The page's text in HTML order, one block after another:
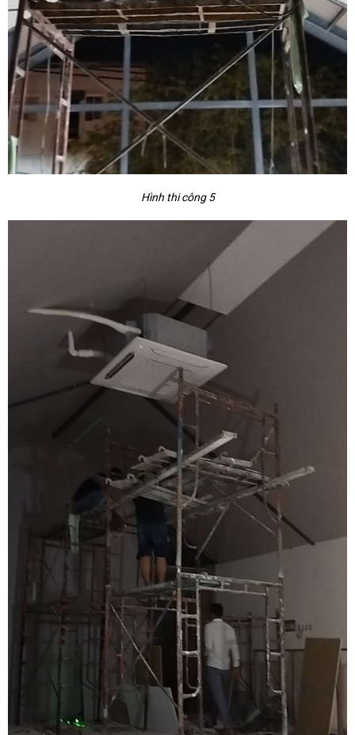
Hình thi công 5